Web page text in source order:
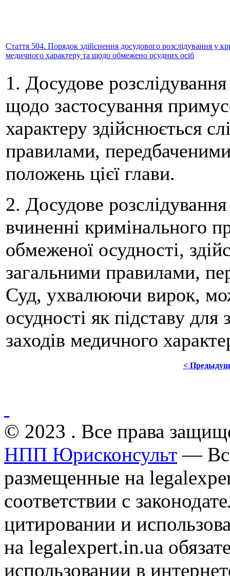
Стаття 504. Порядок здійснення досудового розслідування у
медичного характеру та щодо обмежено осудних осіб
1. Досудове
щодо застосування
характеру здійснюється
правилами,
положень цієї глави.
2. Досудове
вчиненні кримінального
обмеженої осудності,
загальними правилами,
Суд, ухвалюючи вирок,
осудності як підставу
заходів медичного
<
© 2023 . Все права
НПП Юрисконсульт —
размещенные на
соответствии с
цитировании и
на legalexpert.in.ua
использовании в